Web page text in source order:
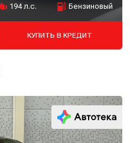
194 л.с. Бензиновый
КУПИТЬ В КРЕДИТ